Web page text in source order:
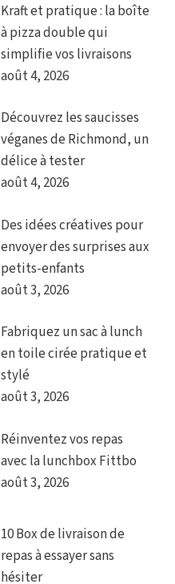
Kraft et pratique : la boîte
à pizza double qui
simplifie vos livraisons
août 4, 2026
Découvrez les saucisses
véganes de Richmond, un
délice à tester
août 4, 2026
Des idées créatives pour
envoyer des surprises aux
petits-enfants
août 3, 2026
Fabriquez un sac à lunch
en toile cirée pratique et
stylé
août 3, 2026
Réinventez vos repas
avec la lunchbox Fittbo
août 3, 2026
10 Box de livraison de
repas à essayer sans
hésiter